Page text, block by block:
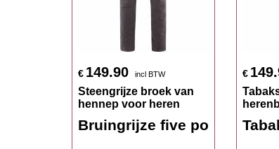
€ 149.90 incl BTW
Steengrijze broek van
hennep voor heren
Bruingrijze five pocket
€